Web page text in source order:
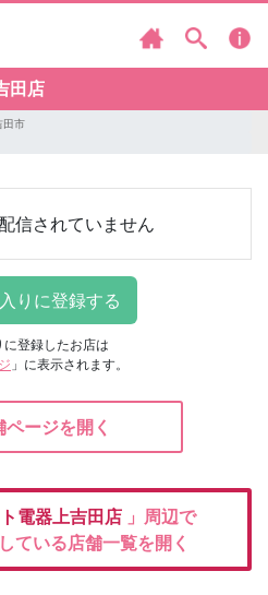
田店
田市
信されていません
に登録したお店は
」に表示されます。
ージを開く
電器上吉田店 」周辺で
ている店舗一覧を開く